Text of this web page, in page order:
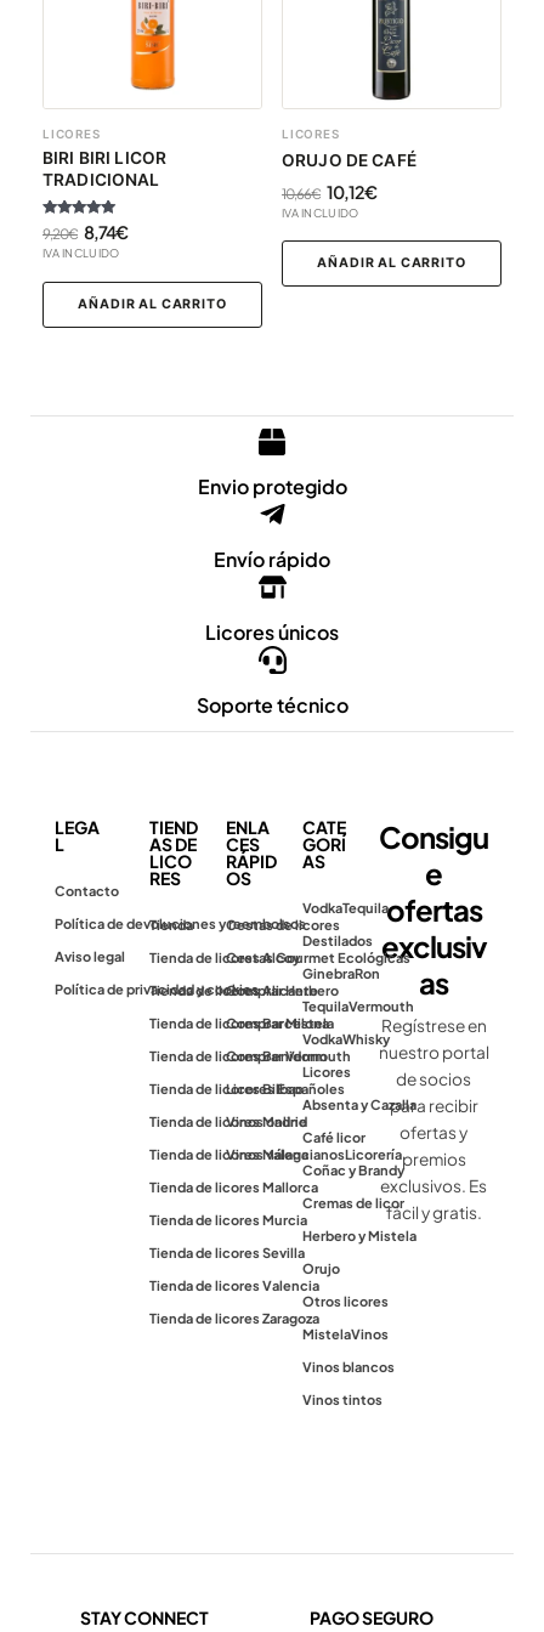
LICORES
BIRI BIRI LICOR
TRADICIONAL
Valorado con
5.00
de 5
9,20€ 8,74€
IVA INCLUIDO
AÑADIR AL CARRITO
LICORES
ORUJO DE CAFÉ
10,66€ 10,12€
IVA INCLUIDO
AÑADIR AL CARRITO
Envio protegido
Envío rápido
Licores únicos
Soporte técnico
LEGA
L
Contacto
Política de devoluciones y reembolsos
Aviso legal
Política de privacidad y cookies
TIEND
AS DE
LICO
RES
Tienda
Tienda de licores Alcoy
Tienda de licores Alicante
Tienda de licores Barcelona
Tienda de licores Benidorm
Tienda de licores Bilbao
Tienda de licores Madrid
Tienda de licores Málaga
Tienda de licores Mallorca
Tienda de licores Murcia
Tienda de licores Sevilla
Tienda de licores Valencia
Tienda de licores Zaragoza
ENLA
CES
RÁPID
OS
Cestas de licores
Cestas Gourmet Ecológicas
Comprar Herbero
Comprar Mistela
Comprar Vermouth
Licores Españoles
Vinos online
Vinos valencianosLicorería
CATE
GORÍ
AS
VodkaTequila
Destilados
GinebraRon
TequilaVermouth
VodkaWhisky
Licores
Absenta y Cazalla
Café licor
Coñac y Brandy
Cremas de licor
Herbero y Mistela
Orujo
Otros licores
MistelaVinos
Vinos blancos
Vinos tintos
Consigu
e
ofertas
exclusiv
as
Regístrese en
nuestro portal
de socios
para recibir
ofertas y
premios
exclusivos. Es
fácil y gratis.
STAY CONNECT PAGO SEGURO